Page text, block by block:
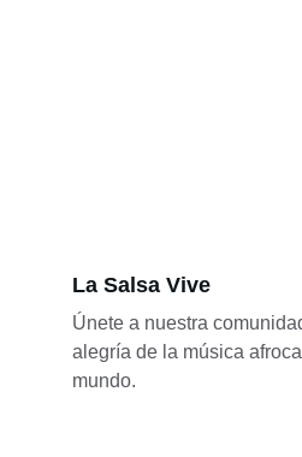
Únete a nuestra
alegría de la música
mundo.
La Salsa Vive